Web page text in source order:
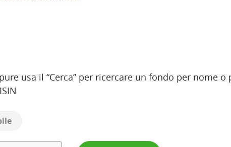
usa il “Cerca” per ricercare un fondo per nome o